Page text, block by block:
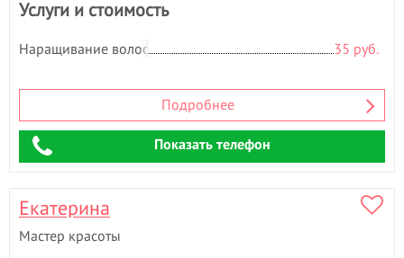
Услуги и стоимость
Наращивание волос 35 руб.
Подробнее
Показать телефон
Екатерина
Мастер красоты